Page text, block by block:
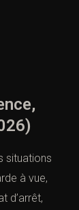
situations
à vue,
d’arrêt,